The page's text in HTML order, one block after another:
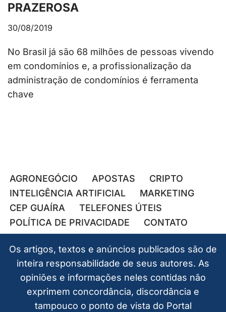
PRAZEROSA
30/08/2019
No Brasil já são 68 milhões de pessoas vivendo
em condomínios e, a profissionalização da
administração de condomínios é ferramenta
chave
AGRONEGÓCIO APOSTAS
CRIPTO
INTELIGÊNCIA ARTIFICIAL
MARKETING
CEP GUAÍRA
TELEFONES ÚTEIS
POLÍTICA DE PRIVACIDADE
CONTATO
Os artigos, textos e anúncios publicados são de
inteira responsabilidade de seus autores. As
opiniões e informações neles contidas não
exprimem concordância, discordância e
tampouco o ponto de vista do Portal